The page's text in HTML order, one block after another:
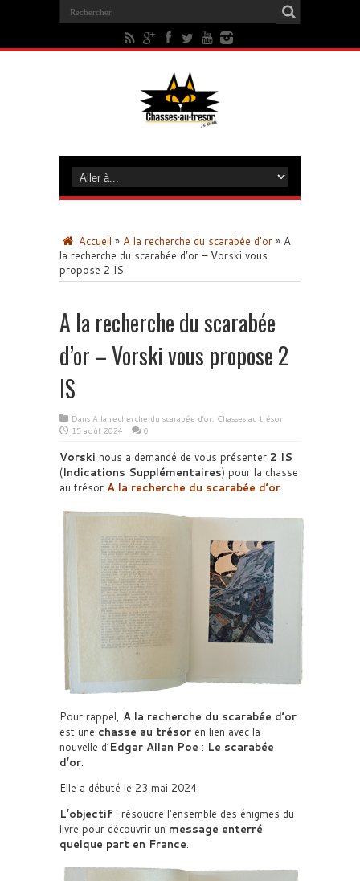
Accueil » A la recherche du scarabée d'or » A
la recherche du scarabée d’or – Vorski vous
propose 2 IS
A la recherche du scarabée
d’or – Vorski vous propose 2
IS
Dans A la recherche du scarabée d'or, Chasses au trésor
15 août 2024
0
Vorski nous a demandé de vous présenter 2 IS
(Indications Supplémentaires) pour la chasse
au trésor A la recherche du scarabée d’or.
Pour rappel, A la recherche du scarabée d’or
est une chasse au trésor en lien avec la
nouvelle d’Edgar Allan Poe : Le scarabée
d’or.
Elle a débuté le 23 mai 2024.
L’objectif : résoudre l’ensemble des énigmes du
livre pour découvrir un message enterré
quelque part en France.